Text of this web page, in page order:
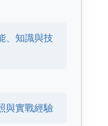
、知識與技
與實戰經驗